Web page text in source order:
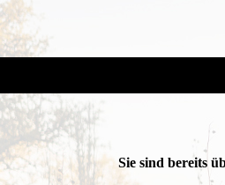
Sie sind bereits